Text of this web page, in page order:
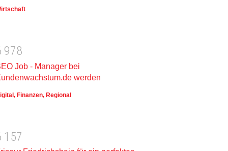
978
Job - Manager bei
werden
, Finanzen, Regional
1 57